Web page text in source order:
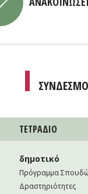
ΤΕΤΡAΔΙΟ
δημοτικό
Πρόγραμμα
Δραστηριότητες